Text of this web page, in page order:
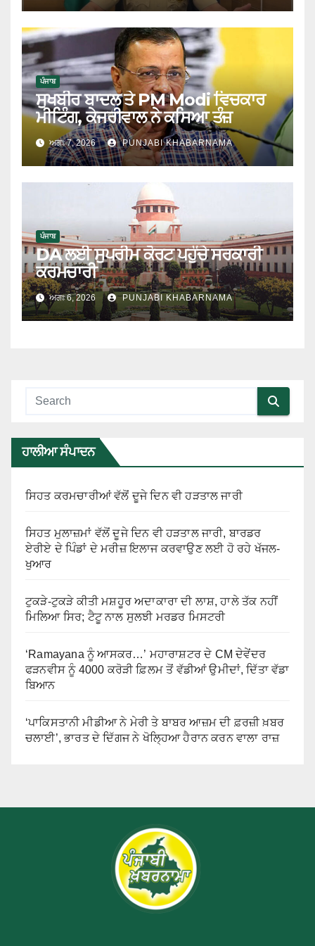
ਪੰਜਾਬ
ਸੁਖਬੀਰ ਬਾਦਲ ਤੇ PM Modi ਵਿਚਕਾਰ
ਮੀਟਿੰਗ, ਕੇਜਰੀਵਾਲ ਨੇ ਕਸਿਆ ਤੰਜ਼
ਅਗਃ 7, 2026 PUNJABI KHABARNAMA
ਪੰਜਾਬ
DA ਲਈ ਸੁਪਰੀਮ ਕੋਰਟ ਪਹੁੰਚੇ ਸਰਕਾਰੀ
ਕਰਮਚਾਰੀ
ਅਗਃ 6, 2026 PUNJABI KHABARNAMA
ਹਾਲੀਆ ਸੰਪਾਦਨ
ਸਿਹਤ ਕਰਮਚਾਰੀਆਂ ਵੱਲੋਂ ਦੂਜੇ ਦਿਨ ਵੀ ਹੜਤਾਲ ਜਾਰੀ
ਸਿਹਤ ਮੁਲਾਜ਼ਮਾਂ ਵੱਲੋਂ ਦੂਜੇ ਦਿਨ ਵੀ ਹੜਤਾਲ ਜਾਰੀ, ਬਾਰਡਰ
ਏਰੀਏ ਦੇ ਪਿੰਡਾਂ ਦੇ ਮਰੀਜ਼ ਇਲਾਜ ਕਰਵਾਉਣ ਲਈ ਹੋ ਰਹੇ ਖੱਜਲ-
ਖੁਆਰ
ਟੁਕੜੇ-ਟੁਕੜੇ ਕੀਤੀ ਮਸ਼ਹੂਰ ਅਦਾਕਾਰਾ ਦੀ ਲਾਸ਼, ਹਾਲੇ ਤੱਕ ਨਹੀਂ
ਮਿਲਿਆ ਸਿਰ; ਟੈਟੂ ਨਾਲ ਸੁਲਝੀ ਮਰਡਰ ਮਿਸਟਰੀ
‘Ramayana ਨੂੰ ਆਸਕਰ…’ ਮਹਾਰਾਸ਼ਟਰ ਦੇ CM ਦੇਵੇਂਦਰ
ਫੜਨਵੀਸ ਨੂੰ 4000 ਕਰੋੜੀ ਫ਼ਿਲਮ ਤੋਂ ਵੱਡੀਆਂ ਉਮੀਦਾਂ, ਦਿੱਤਾ ਵੱਡਾ
ਬਿਆਨ
‘ਪਾਕਿਸਤਾਨੀ ਮੀਡੀਆ ਨੇ ਮੇਰੀ ਤੇ ਬਾਬਰ ਆਜ਼ਮ ਦੀ ਫ਼ਰਜ਼ੀ ਖ਼ਬਰ
ਚਲਾਈ’, ਭਾਰਤ ਦੇ ਦਿੱਗਜ ਨੇ ਖੋਲ੍ਹਿਆ ਹੈਰਾਨ ਕਰਨ ਵਾਲਾ ਰਾਜ਼